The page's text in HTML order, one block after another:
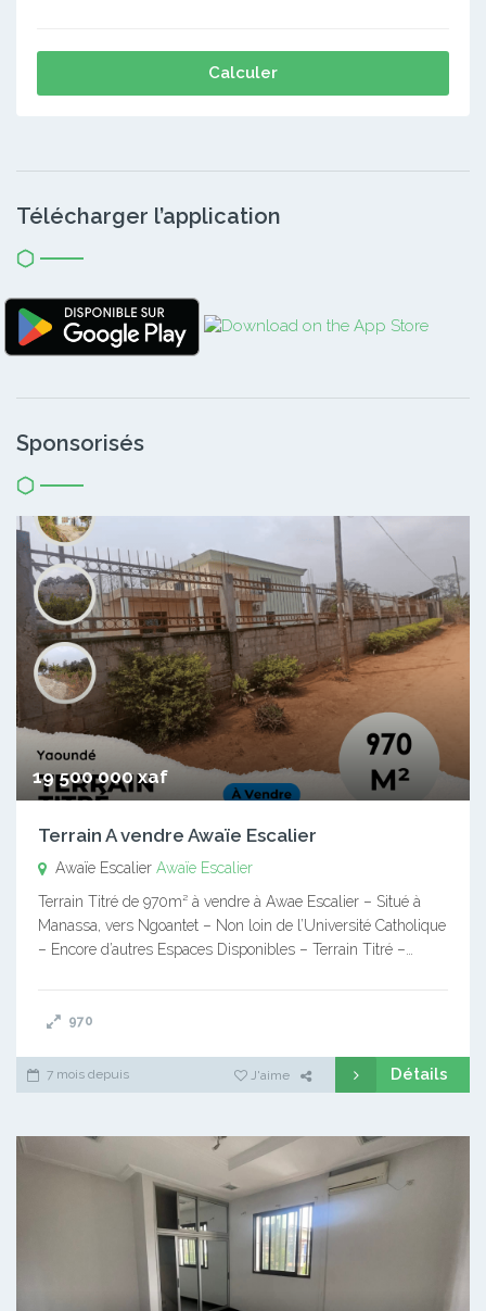
Calculer
Télécharger l’application
Sponsorisés
19 500 000 xaf
Terrain A vendre Awaïe Escalier
Awaïe Escalier Awaïe Escalier
Terrain Titré de 970m² à vendre à Awae Escalier – Situé à
Manassa, vers Ngoantet – Non loin de l’Université Catholique
– Encore d’autres Espaces Disponibles – Terrain Titré –…
970
7 mois depuis J'aime Détails